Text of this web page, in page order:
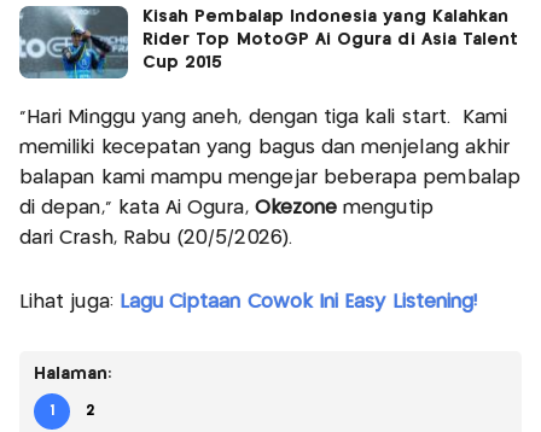
Kisah Pembalap Indonesia yang Kalahkan
Rider Top MotoGP Ai Ogura di Asia Talent
Cup 2015
“Hari Minggu yang aneh, dengan tiga kali start. Kami
memiliki kecepatan yang bagus dan menjelang akhir
balapan kami mampu mengejar beberapa pembalap
di depan,” kata Ai Ogura, Okezone mengutip
dari Crash, Rabu (20/5/2026).
Lihat juga: Lagu Ciptaan Cowok Ini Easy Listening!
Halaman:
1 2